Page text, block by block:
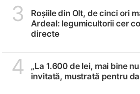
3
Roșiile din Olt, de cinci ori
Ardeal: legumicultorii cer
directe
4
„La 1.600 de lei, mai bine
invitată, mustrată pentru